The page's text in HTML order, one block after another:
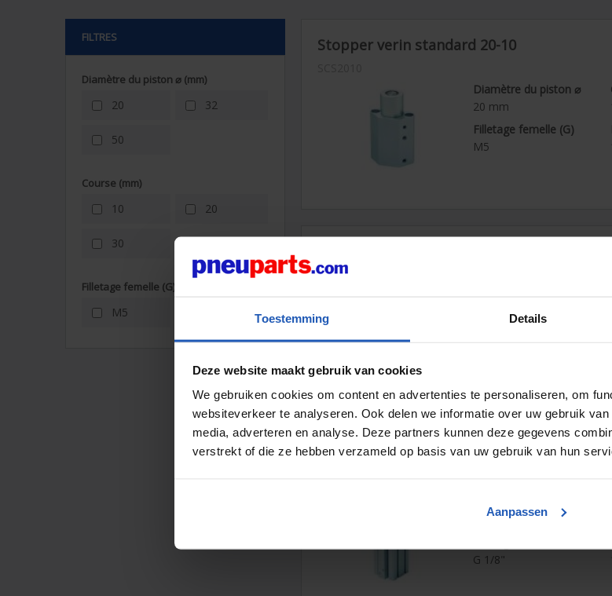
Toestemming Details
Deze website maakt gebruik van cookies
We gebruiken cookies om content en advertenties te personaliseren, om
websiteverkeer te analyseren. Ook delen we informatie over uw gebruik
media, adverteren en analyse. Deze partners kunnen deze gegevens
verstrekt of die ze hebben verzameld op basis van uw gebruik van hun
Aanpassen
FILTRES
Diamètre du piston ⌀ (mm)
20 32
50
Course (mm)
10 20
30
Filletage femelle (G)
M5
Stopper verin standard 20-10
Diamètre du piston ⌀
20 mm
Filletage femelle (G)
M5
SCS3220
Stopper vèrin standard 50-30
mm
G 1/8"